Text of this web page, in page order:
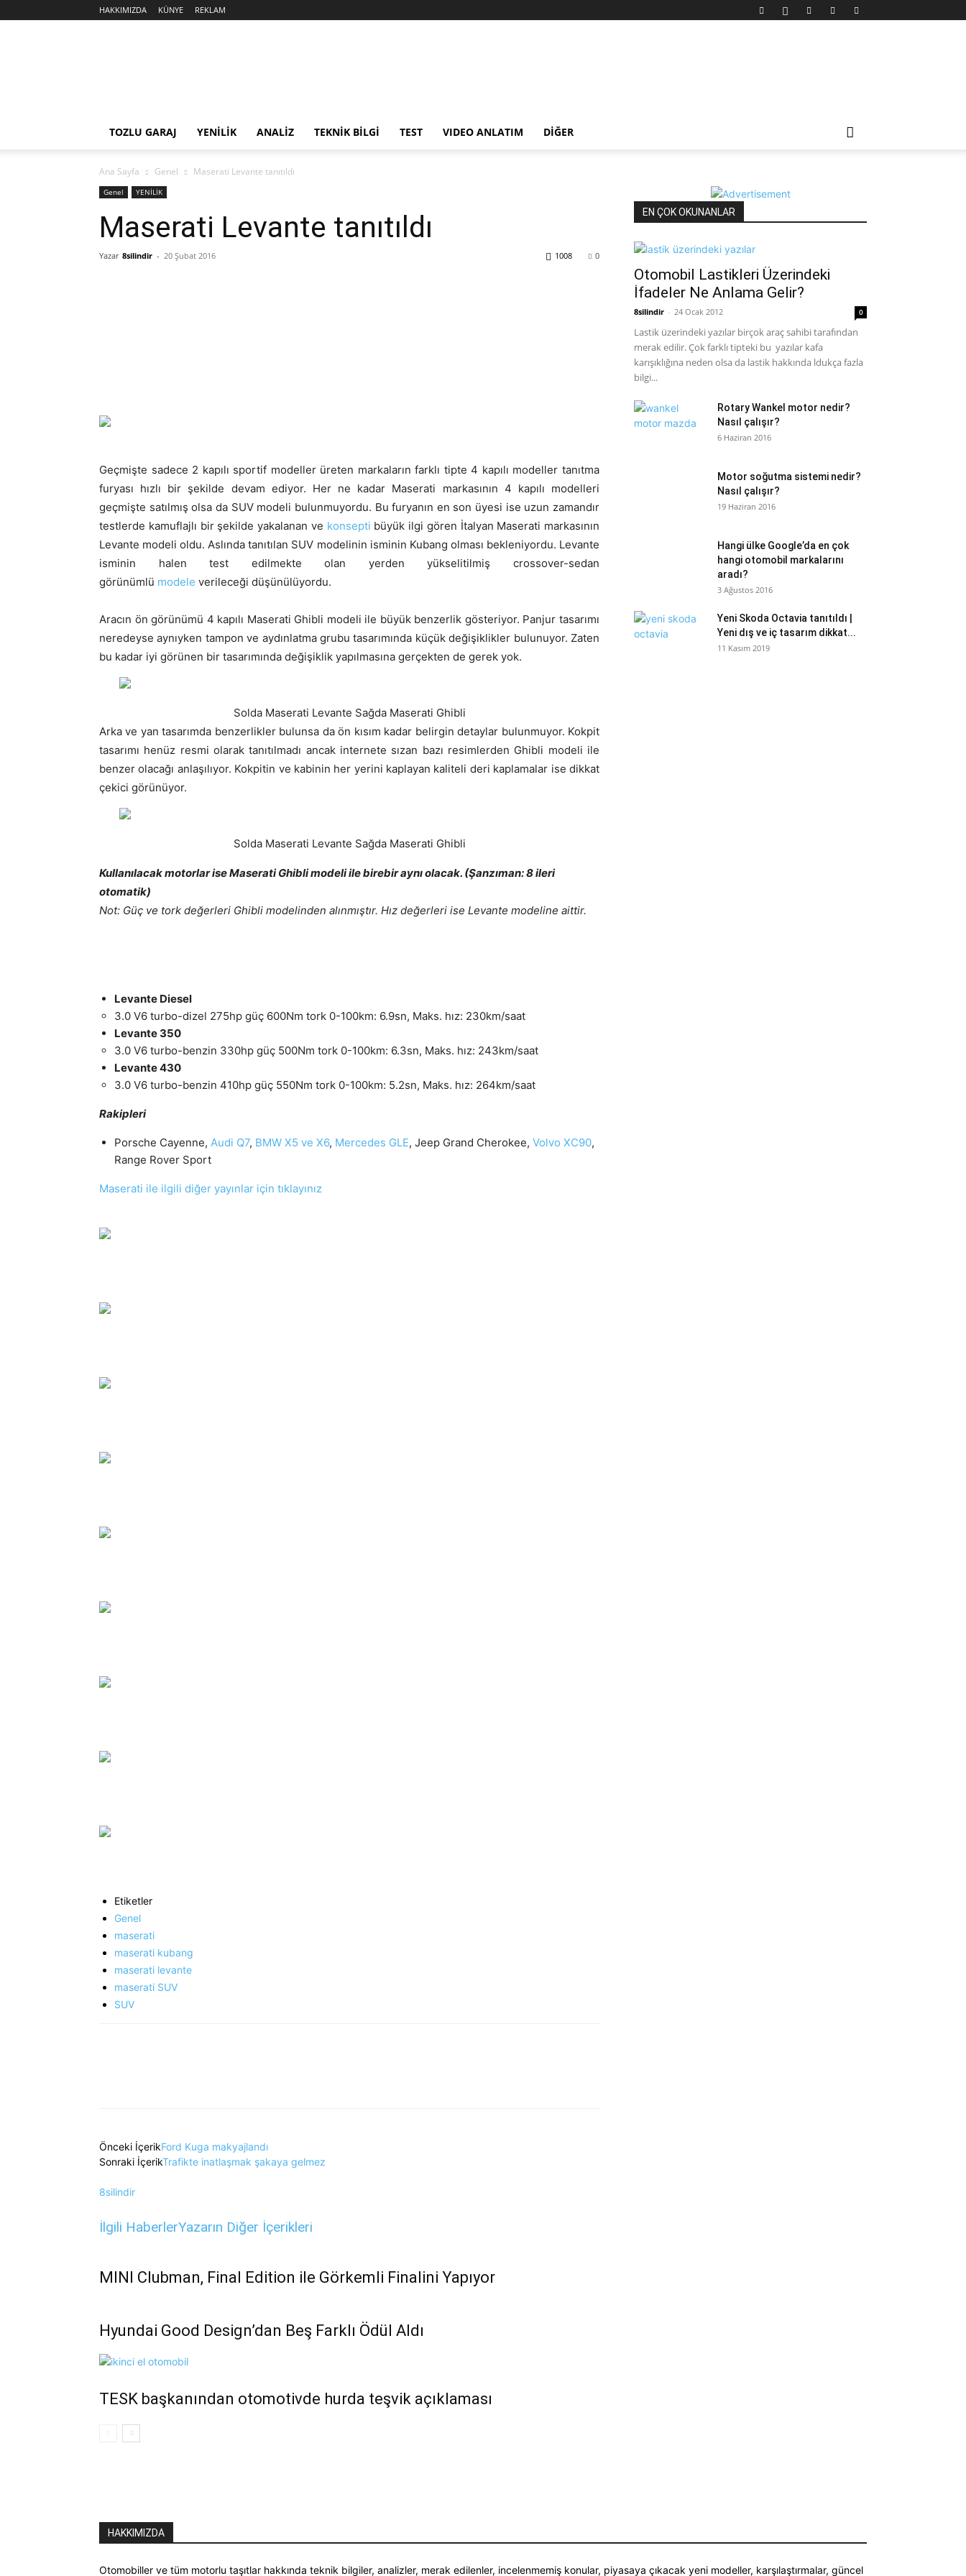
HAKKIMIZDA KÜNYE REKLAM
TOZLU GARAJ YENİLİK ANALİZ TEKNİK BİLGİ TEST VIDEO ANLATIM DİĞER
Ana Sayfa Genel Maserati Levante tanıtıldı
Genel YENİLİK
Maserati Levante tanıtıldı
Yazar 8silindir - 20 Şubat 2016 0
1008
Geçmişte sadece 2 kapılı sportif modeller üreten markaların farklı tipte 4 kapılı modeller tanıtma
furyası hızlı bir şekilde devam ediyor. Her ne kadar Maserati markasının 4 kapılı modelleri
geçmişte satılmış olsa da SUV modeli bulunmuyordu. Bu furyanın en son üyesi ise uzun zamandır
testlerde kamuflajlı bir şekilde yakalanan ve konsepti büyük ilgi gören İtalyan Maserati markasının
Levante modeli oldu. Aslında tanıtılan SUV modelinin isminin Kubang olması bekleniyordu. Levante
isminin halen test edilmekte olan yerden yükselitilmiş crossover-sedan
görünümlü modele verileceği düşünülüyordu.
Aracın ön görünümü 4 kapılı Maserati Ghibli modeli ile büyük benzerlik gösteriyor. Panjur tasarımı
neredeyse aynıyken tampon ve aydınlatma grubu tasarımında küçük değişiklikler bulunuyor. Zaten
bu kadar iyi görünen bir tasarımında değişiklik yapılmasına gerçekten de gerek yok.
Solda Maserati Levante Sağda Maserati Ghibli
Arka ve yan tasarımda benzerlikler bulunsa da ön kısım kadar belirgin detaylar bulunmuyor. Kokpit
tasarımı henüz resmi olarak tanıtılmadı ancak internete sızan bazı resimlerden Ghibli modeli ile
benzer olacağı anlaşılıyor. Kokpitin ve kabinin her yerini kaplayan kaliteli deri kaplamalar ise dikkat
çekici görünüyor.
Solda Maserati Levante Sağda Maserati Ghibli
Kullanılacak motorlar ise Maserati Ghibli modeli ile birebir aynı olacak. (Şanzıman: 8 ileri
otomatik)
Not: Güç ve tork değerleri Ghibli modelinden alınmıştır. Hız değerleri ise Levante modeline aittir.
Levante Diesel
3.0 V6 turbo-dizel 275hp güç 600Nm tork 0-100km: 6.9sn, Maks. hız: 230km/saat
Levante 350
3.0 V6 turbo-benzin 330hp güç 500Nm tork 0-100km: 6.3sn, Maks. hız: 243km/saat
Levante 430
3.0 V6 turbo-benzin 410hp güç 550Nm tork 0-100km: 5.2sn, Maks. hız: 264km/saat
Rakipleri
Porsche Cayenne, Audi Q7, BMW X5 ve X6, Mercedes GLE, Jeep Grand Cherokee, Volvo XC90,
Range Rover Sport
Maserati ile ilgili diğer yayınlar için tıklayınız
Etiketler
Genel
maserati
maserati kubang
maserati levante
maserati SUV
SUV
Önceki İçerikFord Kuga makyajlandı
Sonraki İçerikTrafikte inatlaşmak şakaya gelmez
8silindir
İlgili HaberlerYazarın Diğer İçerikleri
MINI Clubman, Final Edition ile Görkemli Finalini Yapıyor
Hyundai Good Design’dan Beş Farklı Ödül Aldı
TESK başkanından otomotivde hurda teşvik açıklaması
EN ÇOK OKUNANLAR
Otomobil Lastikleri Üzerindeki
İfadeler Ne Anlama Gelir?
8silindir - 24 Ocak 2012 0
Lastik üzerindeki yazılar birçok araç sahibi tarafından
merak edilir. Çok farklı tipteki bu yazılar kafa
karışıklığına neden olsa da lastik hakkında ldukça fazla
bilgi...
Rotary Wankel motor nedir?
Nasıl çalışır?
6 Haziran 2016
Motor soğutma sistemi nedir?
Nasıl çalışır?
19 Haziran 2016
Hangi ülke Google’da en çok
hangi otomobil markalarını
aradı?
3 Ağustos 2016
Yeni Skoda Octavia tanıtıldı |
Yeni dış ve iç tasarım dikkat...
11 Kasım 2019
HAKKIMIZDA
Otomobiller ve tüm motorlu taşıtlar hakkında teknik bilgiler, analizler, merak edilenler, incelenmemiş konular, piyasaya çıkacak yeni modeller, karşılaştırmalar, güncel